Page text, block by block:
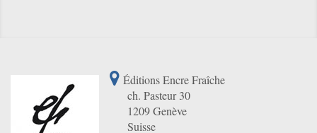
Éditions Encre Fraîche
ch. Pasteur 30
1209 Genève
Suisse